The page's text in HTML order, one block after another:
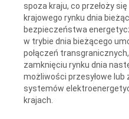
spoza kraju, co przełoży
krajowego rynku dnia
bezpieczeństwa
w trybie dnia bieżącego
połączeń
zamknięciu rynku dnia
możliwości przesyłowe lub
systemów
krajach.